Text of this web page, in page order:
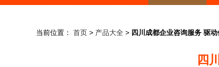
当前位置： 首页 > 产品大全 > 四川成都企业咨询服务 驱
四